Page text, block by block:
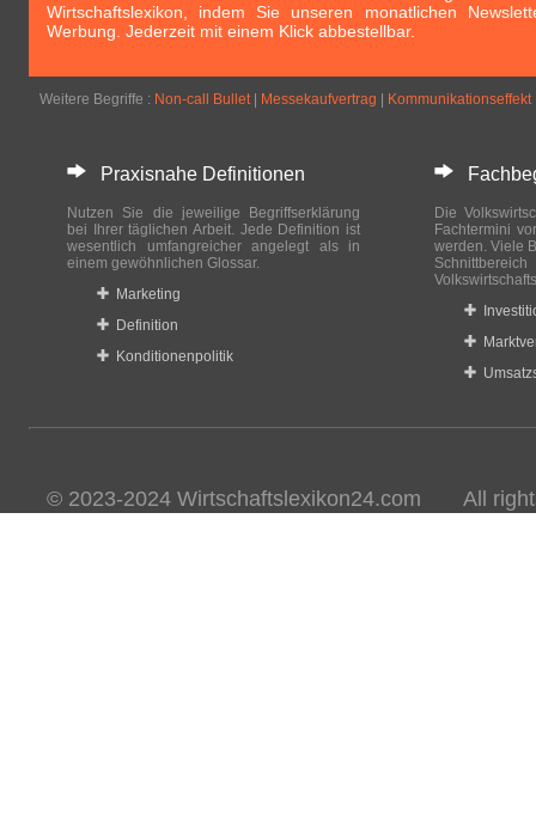
Wirtschaftslexikon, indem Sie unseren monatlichen
Werbung. Jederzeit mit einem Klick abbestellbar.
Weitere Begriffe : Non-call Bullet| Messekaufvertrag Kommunikationseffekt
Praxisnahe Definitionen
Nutzen Sie die jeweilige Begriffserklärung
bei Ihrer täglichen Arbeit. Jede Definition ist
wesentlich umfangreicher angelegt als in
einem gewöhnlichen Glossar.
Marketing
Definition
Konditionenpolitik
Die
Fachtermini
werden. Viele
© 2023-2024 Wirtschaftslexikon24.com All